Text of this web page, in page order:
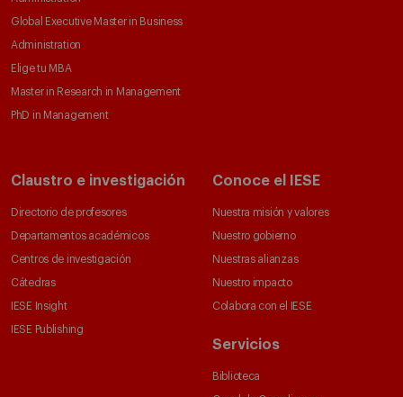
Global Executive Master in Business
Administration
Elige tu MBA
Master in Research in Management
PhD in Management
Claustro e investigación
Directorio de profesores
Departamentos académicos
Centros de investigación
Cátedras
IESE Insight
IESE Publishing
Conoce el IESE
Nuestra misión y valores
Nuestro gobierno
Nuestras alianzas
Nuestro impacto
Colabora con el IESE
Servicios
Biblioteca